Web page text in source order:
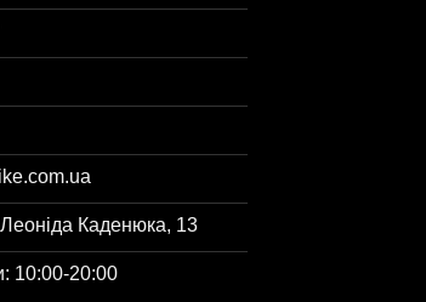
Каденюка, 13
10:00-20:00